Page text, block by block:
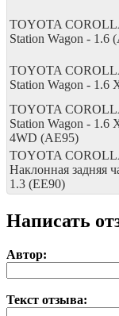
TOYOTA
Station Wagon - 1.6
TOYOTA
Station Wagon - 1.6
TOYOTA
Station Wagon - 1.6
4WD (AE95)
TOYOTA
Наклонная задняя
1.3 (EE90)
Написать
Автор:
Текст отзыва: